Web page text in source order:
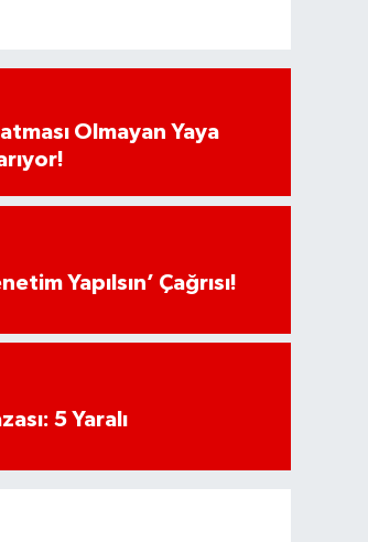
Olmayan Yaya
Yapılsın’ Çağrısı!
5 Yaralı